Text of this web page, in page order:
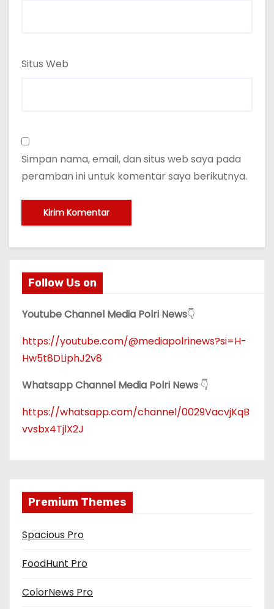
Situs Web
Simpan nama, email, dan situs web saya pada
peramban ini untuk komentar saya berikutnya.
Follow Us on
Youtube Channel Media Polri News👇
https://youtube.com/@mediapolrinews?si=H-
Hw5t8DLiphJ2v8
Whatsapp Channel Media Polri News 👇
https://whatsapp.com/channel/0029VacvjKqB
vvsbx4TjlX2J
Premium Themes
Spacious Pro
FoodHunt Pro
ColorNews Pro